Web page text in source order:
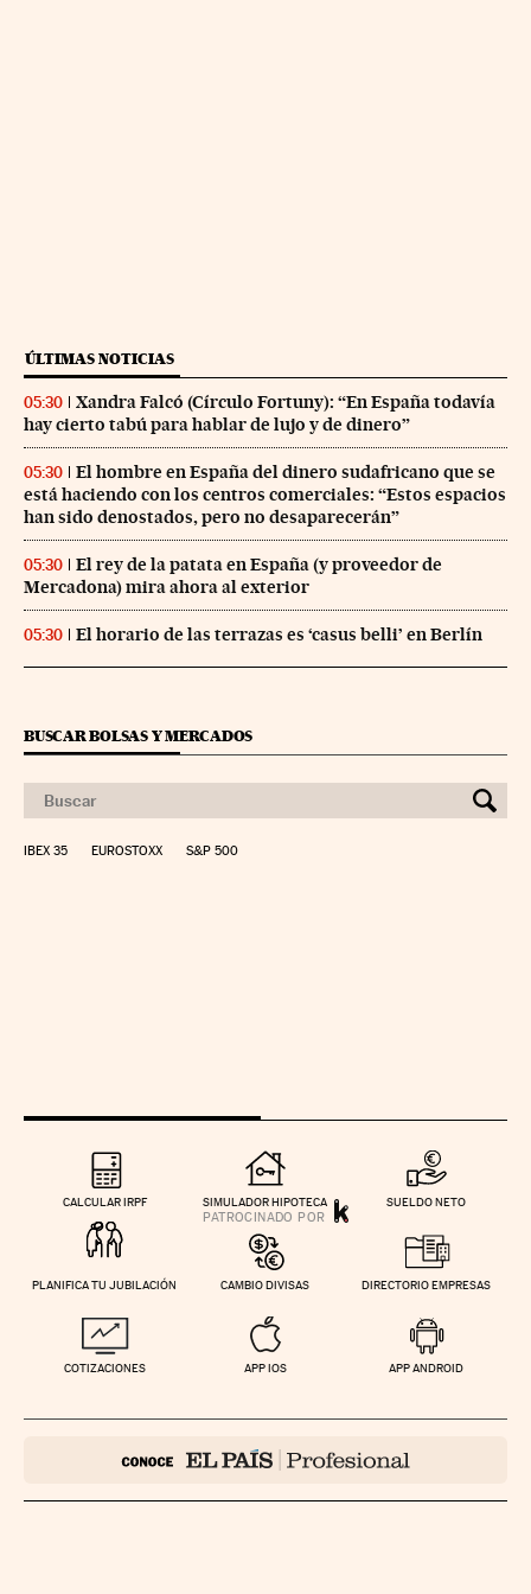
ÚLTIMAS NOTICIAS
05:30
Xandra Falcó (Círculo Fortuny): “En España todavía
hay cierto tabú para hablar de lujo y de dinero”
05:30
El hombre en España del dinero sudafricano que se
está haciendo con los centros comerciales: “Estos espacios
han sido denostados, pero no desaparecerán”
05:30
El rey de la patata en España (y proveedor de
Mercadona) mira ahora al exterior
05:30 El horario de las terrazas es ‘casus belli’ en Berlín
BUSCAR BOLSAS Y MERCADOS
IBEX 35 EUROSTOXX S&P 500
CALCULAR IRPF SIMULADOR HIPOTECA SUELDO NETO
PLANIFICA TU JUBILACIÓN CAMBIO DIVISAS DIRECTORIO EMPRESAS
COTIZACIONES APP IOS APP ANDROID